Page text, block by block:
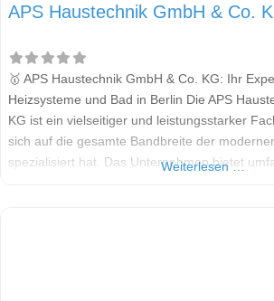
APS Haustechnik GmbH & Co.
🥇 APS Haustechnik GmbH & Co. KG: Ihr
Heizsysteme und Bad in Berlin Die APS
KG ist ein vielseitiger und leistungsstarker
sich auf die gesamte Bandbreite der
spezialisiert hat. Das Unternehmen bietet
Weiterlesen …